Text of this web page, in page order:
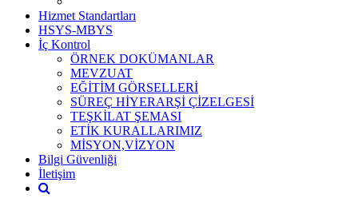
Hizmet Standartları
HSYS-MBYS
İç Kontrol
ÖRNEK DOKÜMANLAR
MEVZUAT
EĞİTİM GÖRSELLERİ
SÜREÇ HİYERARŞİ ÇİZELGESİ
TEŞKİLAT ŞEMASI
ETİK KURALLARIMIZ
MİSYON,VİZYON
Bilgi Güvenliği
İletişim